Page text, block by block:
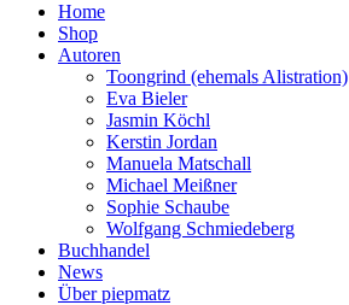
Home
Shop
Autoren
Toongrind (ehemals Alistration)
Eva Bieler
Jasmin Köchl
Kerstin Jordan
Manuela Matschall
Michael Meißner
Sophie Schaube
Wolfgang Schmiedeberg
Buchhandel
News
Über piepmatz